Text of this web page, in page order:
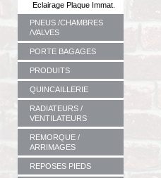
Eclairage Plaque Immat.
PNEUS /CHAMBRES
/VALVES
PORTE BAGAGES
PRODUITS
QUINCAILLERIE
RADIATEURS /
VENTILATEURS
REMORQUE /
ARRIMAGES
REPOSES PIEDS